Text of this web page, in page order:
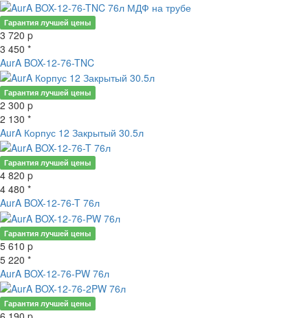
Гарантия лучшей цены
3 720 p
3 450 *
AurA BOX-12-76-TNC
Гарантия лучшей цены
2 300 p
2 130 *
AurA Корпус 12 Закрытый 30.5л
Гарантия лучшей цены
4 820 p
4 480 *
AurA BOX-12-76-T 76л
Гарантия лучшей цены
5 610 p
5 220 *
AurA BOX-12-76-PW 76л
Гарантия лучшей цены